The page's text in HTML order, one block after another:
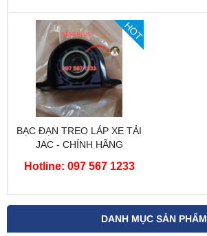
DANH MỤC SẢN PHẨM
HOT
BẠC ĐẠN TREO LÁP XE TẢI
JAC - CHÍNH HÃNG
Hotline: 097 567 1233